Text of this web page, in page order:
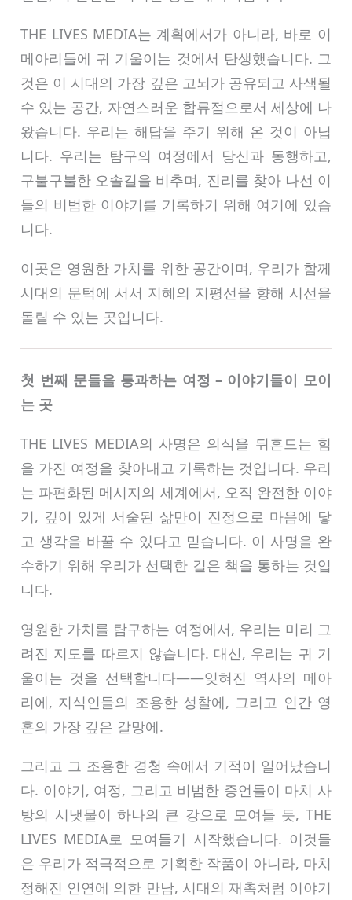
THE LIVES MEDIA는 계획에서가 아니라, 바로 이
메아리들에 귀 기울이는 것에서 탄생했습니다. 그
것은 이 시대의 가장 깊은 고뇌가 공유되고 사색될
수 있는 공간, 자연스러운 합류점으로서 세상에 나
왔습니다. 우리는 해답을 주기 위해 온 것이 아닙
니다. 우리는 탐구의 여정에서 당신과 동행하고,
구불구불한 오솔길을 비추며, 진리를 찾아 나선 이
들의 비범한 이야기를 기록하기 위해 여기에 있습
니다.
이곳은 영원한 가치를 위한 공간이며, 우리가 함께
시대의 문턱에 서서 지혜의 지평선을 향해 시선을
돌릴 수 있는 곳입니다.
첫 번째 문들을 통과하는 여정 – 이야기들이 모이
는 곳
THE LIVES MEDIA의 사명은 의식을 뒤흔드는 힘
을 가진 여정을 찾아내고 기록하는 것입니다. 우리
는 파편화된 메시지의 세계에서, 오직 완전한 이야
기, 깊이 있게 서술된 삶만이 진정으로 마음에 닿
고 생각을 바꿀 수 있다고 믿습니다. 이 사명을 완
수하기 위해 우리가 선택한 길은 책을 통하는 것입
니다.
영원한 가치를 탐구하는 여정에서, 우리는 미리 그
려진 지도를 따르지 않습니다. 대신, 우리는 귀 기
울이는 것을 선택합니다——잊혀진 역사의 메아
리에, 지식인들의 조용한 성찰에, 그리고 인간 영
혼의 가장 깊은 갈망에.
그리고 그 조용한 경청 속에서 기적이 일어났습니
다. 이야기, 여정, 그리고 비범한 증언들이 마치 사
방의 시냇물이 하나의 큰 강으로 모여들 듯, THE
LIVES MEDIA로 모여들기 시작했습니다. 이것들
은 우리가 적극적으로 기획한 작품이 아니라, 마치
정해진 인연에 의한 만남, 시대의 재촉처럼 이야기